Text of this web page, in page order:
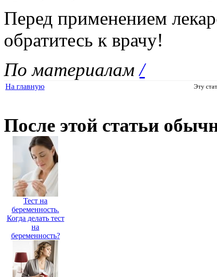
Перед применением
обратитесь к врачу!
По материалам/
На главную Эту
После этой статьи
Тест на
беременность.
Когда делать тест
на
беременность?